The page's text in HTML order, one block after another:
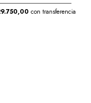
con transferencia